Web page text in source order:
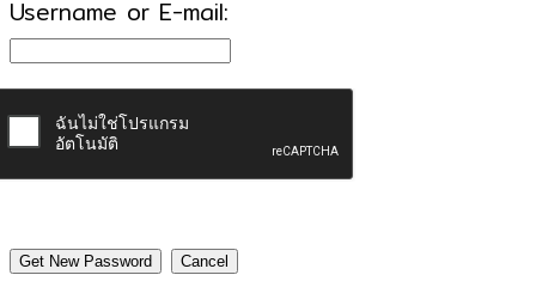
Username or E-mail: